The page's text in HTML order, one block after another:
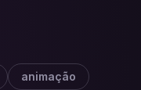
animação